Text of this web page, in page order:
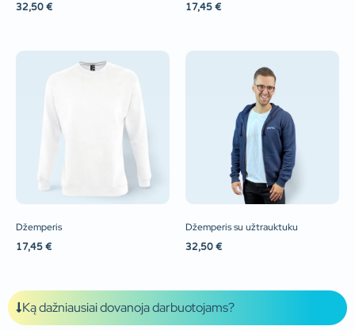
32,50 € 17,45 €
Džemperis
17,45 €
Džemperis su užtrauktuku
32,50 €
Ką dažniausiai dovanoja darbuotojams?